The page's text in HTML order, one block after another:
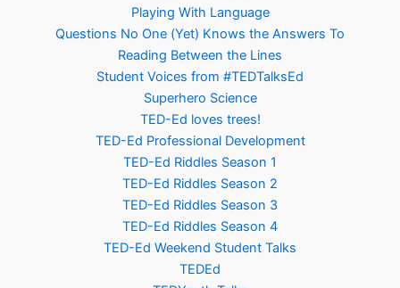
Playing With Language
Questions No One (Yet) Knows the Answers To
Reading Between the Lines
Student Voices from #TEDTalksEd
Superhero Science
TED-Ed loves trees!
TED-Ed Professional Development
TED-Ed Riddles Season 1
TED-Ed Riddles Season 2
TED-Ed Riddles Season 3
TED-Ed Riddles Season 4
TED-Ed Weekend Student Talks
TEDEd